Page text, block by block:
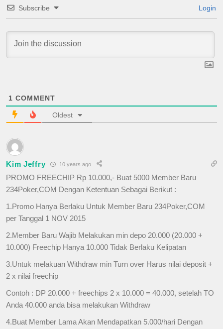
Subscribe Login
1 COMMENT
Oldest
Kim Jeffry 10 years ago
PROMO FREECHIP Rp 10.000,- Buat 5000 Member Baru
234Poker,COM Dengan Ketentuan Sebagai Berikut :
1.Promo Hanya Berlaku Untuk Member Baru 234Poker,COM
per Tanggal 1 NOV 2015
2.Member Baru Wajib Melakukan min depo 20.000 (20.000 +
10.000) Freechip Hanya 10.000 Tidak Berlaku Kelipatan
3.Untuk melakuan Withdraw min Turn over Harus nilai deposit +
2 x nilai freechip
Contoh : DP 20.000 + freechips 2 x 10.000 = 40.000, setelah TO
Anda 40.000 anda bisa melakukan Withdraw
4.Buat Member Lama Akan Mendapatkan 5.000/hari Dengan